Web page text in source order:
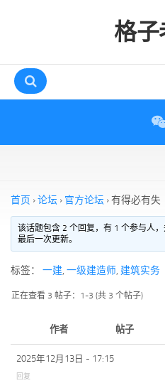
格子
打赏
唠叨
读者
存档
论坛
首页 ›论坛 › 官方论坛 ›有得必有失
该话题包含 2 个回复，有 1 个参与人，
最后一次更新。
标签： 一建, 一级建造师, 建筑实务
正在查看 3 帖子：1-3 (共 3 个帖子)
作者 帖子
2025年12月13日 - 17:15
回复